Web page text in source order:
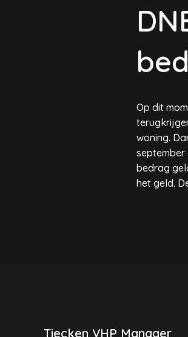
Op dit
woning.
september
bedrag
het geld.
Tiecken VHP Manager